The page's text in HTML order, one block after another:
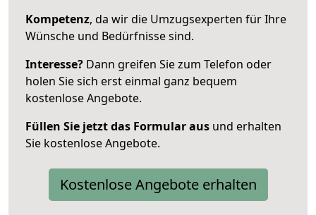
Kompetenz, da wir die Umzugsexperten für Ihre
Wünsche und Bedürfnisse sind.
Interesse? Dann greifen Sie zum Telefon oder
holen Sie sich erst einmal ganz bequem
kostenlose Angebote.
Füllen Sie jetzt das Formular aus und erhalten
Sie kostenlose Angebote.
Kostenlose Angebote erhalten